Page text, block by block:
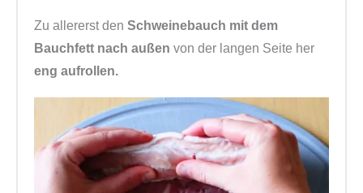
Zu allererst den Schweinebauch mit dem
Bauchfett nach außen von der langen Seite her
eng aufrollen.